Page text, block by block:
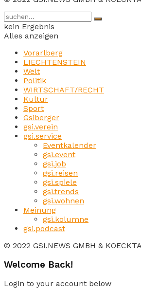
kein Ergebnis
Alles anzeigen
Vorarlberg
LIECHTENSTEIN
Welt
Politik
WIRTSCHAFT/RECHT
Kultur
Sport
Gsiberger
gsi.verein
gsi.service
Eventkalender
gsi.event
gsi.job
gsi.reisen
gsi.spiele
gsi.trends
gsi.wohnen
Meinung
gsi.kolumne
gsi.podcast
© 2022 GSI.NEWS GMBH &
Welcome Back!
Login to your account below